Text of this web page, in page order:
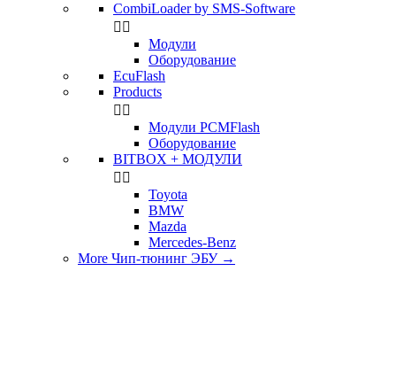
CombiLoader by SMS-Software
 
Модули
Оборудование
EcuFlash
Products
 
Модули PCMFlash
Оборудование
BITBOX + МОДУЛИ
 
Toyota
BMW
Mazda
Mercedes-Benz
More Чип-тюнинг ЭБУ →